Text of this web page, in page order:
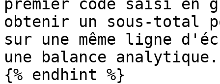
premier code saisi
obtenir un sous-total
sur une même ligne
une balance analytique.
{% endhint %}